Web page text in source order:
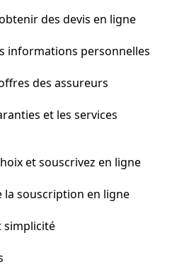
des devis en ligne
informations personnelles
des assureurs
et les services
et souscrivez en ligne
la souscription en ligne
simplicité